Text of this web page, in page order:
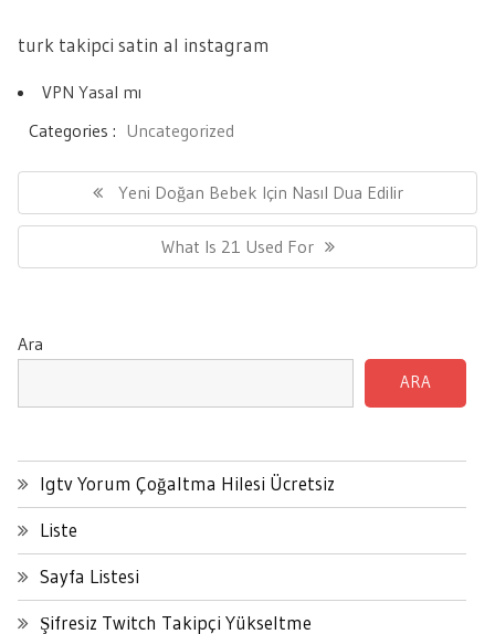
turk takipci satin al instagram
VPN Yasal mı
Categories : Uncategorized
gezinmesi
Previous
Post:
Yeni Doğan Bebek Için Nasıl Dua Edilir
Next
Post:
What Is 21 Used For
Ara
ARA
Igtv Yorum Çoğaltma Hilesi Ücretsiz
Liste
Sayfa Listesi
Şifresiz Twitch Takipçi Yükseltme